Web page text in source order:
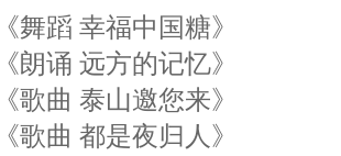
蹈 幸福中国糖》
诵 远方的记忆》
歌曲 泰山邀您来》
曲 都是夜归人》